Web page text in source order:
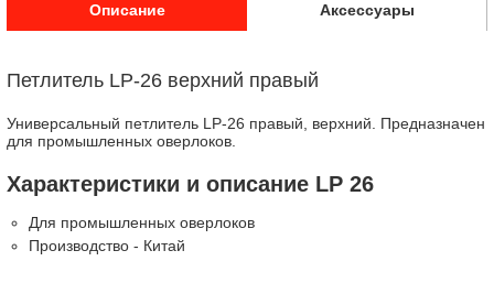
Описание Аксессуары
Петлитель LP-26 верхний правый
Универсальный петлитель LP-26 правый, верхний. Предназначен
для промышленных оверлоков.
Характеристики и описание LP 26
Для промышленных оверлоков
Производство - Китай